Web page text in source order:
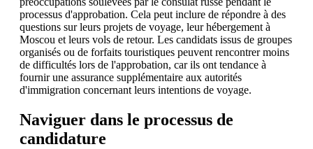
processus d'approbation. Cela peut inclure de répondre à des
questions sur leurs projets de voyage, leur hébergement à
Moscou et leurs vols de retour. Les candidats issus de groupes
organisés ou de forfaits touristiques peuvent rencontrer moins
de difficultés lors de l'approbation, car ils ont tendance à
fournir une assurance supplémentaire aux autorités
d'immigration concernant leurs intentions de voyage.
Naviguer dans le processus de
candidature